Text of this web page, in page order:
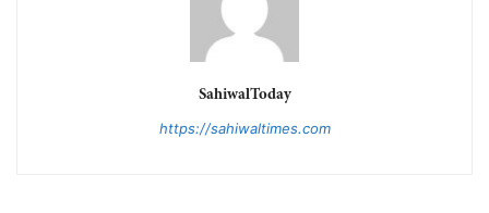
SahiwalToday
https://sahiwaltimes.com